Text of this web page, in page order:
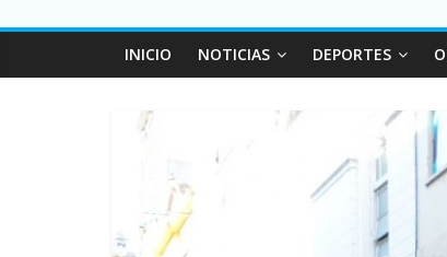
INICIO NOTICIAS DEPORTES